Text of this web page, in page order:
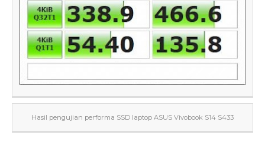
Hasil pengujian performa SSD laptop ASUS Vivobook S14 S433